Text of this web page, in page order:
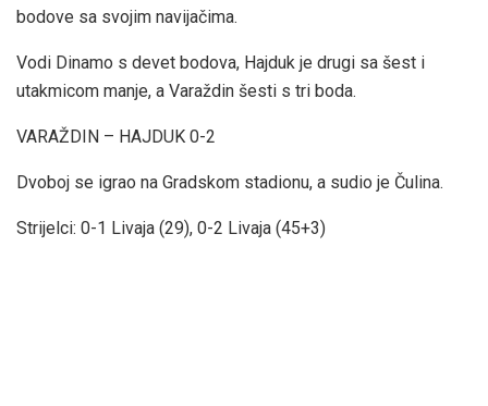
bodove sa svojim navijačima.
Vodi Dinamo s devet bodova, Hajduk je drugi sa šest i
utakmicom manje, a Varaždin šesti s tri boda.
VARAŽDIN – HAJDUK 0-2
Dvoboj se igrao na Gradskom stadionu, a sudio je Čulina.
Strijelci: 0-1 Livaja (29), 0-2 Livaja (45+3)